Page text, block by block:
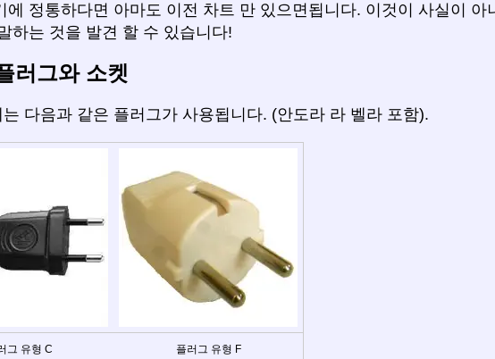
에 정통하다면 아마도 이전 차트 만 있으면됩니다. 이것이 사실이 아
하는 것을 발견 할 수 있습니다!
러그와 소켓
는 다음과 같은 플러그가 사용됩니다. (안도라 라 벨라 포함).
그 유형 C 플러그 유형 F